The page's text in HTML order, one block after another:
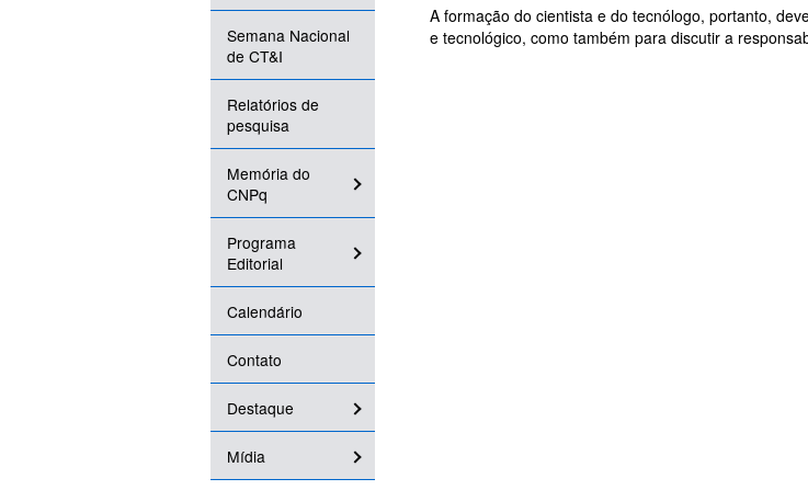
Semana Nacional
de CT&I
Relatórios de
pesquisa
Memória do
CNPq
Programa
Editorial
Calendário
Contato
Destaque
Mídia
A formação do cientista e do tecnólogo, portanto,
e tecnológico, como também para discutir a